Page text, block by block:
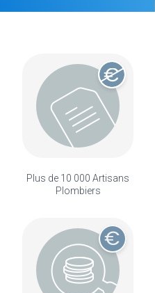
Plus de 10 000 Artisans
Plombiers